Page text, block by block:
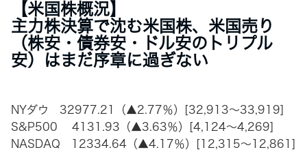
【米国株概況】
主力株決算で沈む米国株、米国売り
（株安・債券安・ドル安のトリプル
安）はまだ序章に過ぎない
NYダウ 32977.21（▲2.77％）[32,913～33,919]
S&P500 4131.93（▲3.63％）[4,124～4,269]
NASDAQ 12334.64（▲4.17％）[12,315～12,861]